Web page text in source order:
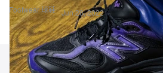
Footwear 球鞋 Jun 28, 2022